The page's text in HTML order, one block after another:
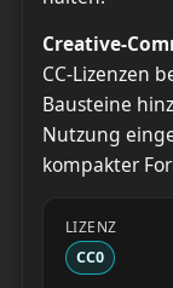
Creative-
CC-Lizenzen
Bausteine
Nutzung
kompakter
CC0